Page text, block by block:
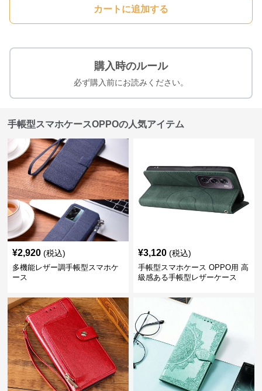
カートに追加する
購入時のルール
必ず購入前にお読みください。
手帳型スマホケースOPPOの人気アイテム
¥2,920 (税込)
多機能レザー調手帳型スマホケ
ース
¥3,120 (税込)
手帳型スマホケース OPPO用 高
級感ある手帳型レザーケース